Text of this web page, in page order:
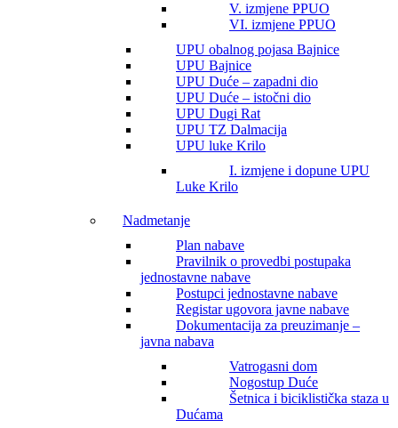
V. izmjene PPUO
VI. izmjene PPUO
UPU obalnog pojasa Bajnice
UPU Bajnice
UPU Duće – zapadni dio
UPU Duće – istočni dio
UPU Dugi Rat
UPU TZ Dalmacija
UPU luke Krilo
I. izmjene i dopune UPU
Luke Krilo
Nadmetanje
Plan nabave
Pravilnik o provedbi postupaka
jednostavne nabave
Postupci jednostavne nabave
Registar ugovora javne nabave
Dokumentacija za preuzimanje –
javna nabava
Vatrogasni dom
Nogostup Duće
Šetnica i biciklistička staza u
Dućama